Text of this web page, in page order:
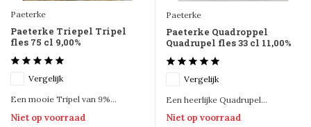
Paeterke
Paeterke Triepel Tripel
fles 75 cl 9,00%
Vergelijk
Een mooie Tripel van 9%...
Niet op voorraad
Paeterke
Paeterke Quadroppel
Quadrupel fles 33 cl 11,00%
Vergelijk
Een heerlijke Quadrupel...
Niet op voorraad